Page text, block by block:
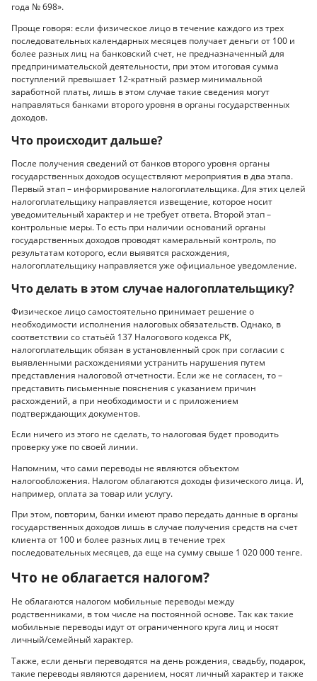
года № 698».
Проще говоря: если физическое лицо в течение каждого из трех
последовательных календарных месяцев получает деньги от 100 и
более разных лиц на банковский счет, не предназначенный для
предпринимательской деятельности, при этом итоговая сумма
поступлений превышает 12-кратный размер минимальной
заработной платы, лишь в этом случае такие сведения могут
направляться банками второго уровня в органы государственных
доходов.
Что происходит дальше?
После получения сведений от банков второго уровня органы
государственных доходов осуществляют мероприятия в два этапа.
Первый этап – информирование налогоплательщика. Для этих целей
налогоплательщику направляется извещение, которое носит
уведомительный характер и не требует ответа. Второй этап –
контрольные меры. То есть при наличии оснований органы
государственных доходов проводят камеральный контроль, по
результатам которого, если выявятся расхождения,
налогоплательщику направляется уже официальное уведомление.
Что делать в этом случае налогоплательщику?
Физическое лицо самостоятельно принимает решение о
необходимости исполнения налоговых обязательств. Однако, в
соответствии со статьёй 137 Налогового кодекса РК,
налогоплательщик обязан в установленный срок при согласии с
выявленными расхождениями устранить нарушения путем
представления налоговой отчетности. Если же не согласен, то –
представить письменные пояснения с указанием причин
расхождений, а при необходимости и с приложением
подтверждающих документов.
Если ничего из этого не сделать, то налоговая будет проводить
проверку уже по своей линии.
Напомним, что сами переводы не являются объектом
налогообложения. Налогом облагаются доходы физического лица. И,
например, оплата за товар или услугу.
При этом, повторим, банки имеют право передать данные в органы
государственных доходов лишь в случае получения средств на счет
клиента от 100 и более разных лиц в течение трех
последовательных месяцев, да еще на сумму свыше 1 020 000 тенге.
Что не облагается налогом?
Не облагаются налогом мобильные переводы между
родственниками, в том числе на постоянной основе. Так как такие
мобильные переводы идут от ограниченного круга лиц и носят
личный/семейный характер.
Также, если деньги переводятся на день рождения, свадьбу, подарок,
такие переводы являются дарением, носят личный характер и также